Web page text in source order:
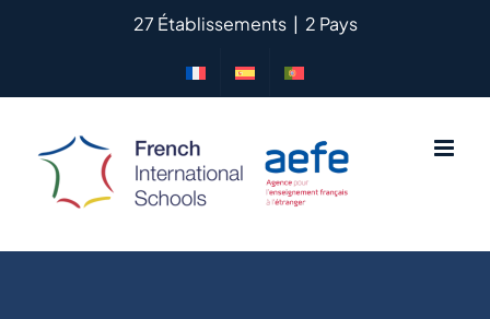
27 Établissements | 2 Pays